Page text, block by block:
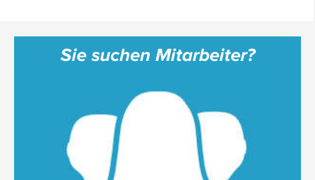
Sie suchen Mitarbeiter?